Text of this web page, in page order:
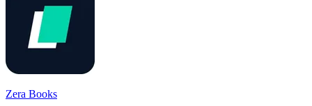
Zera Books